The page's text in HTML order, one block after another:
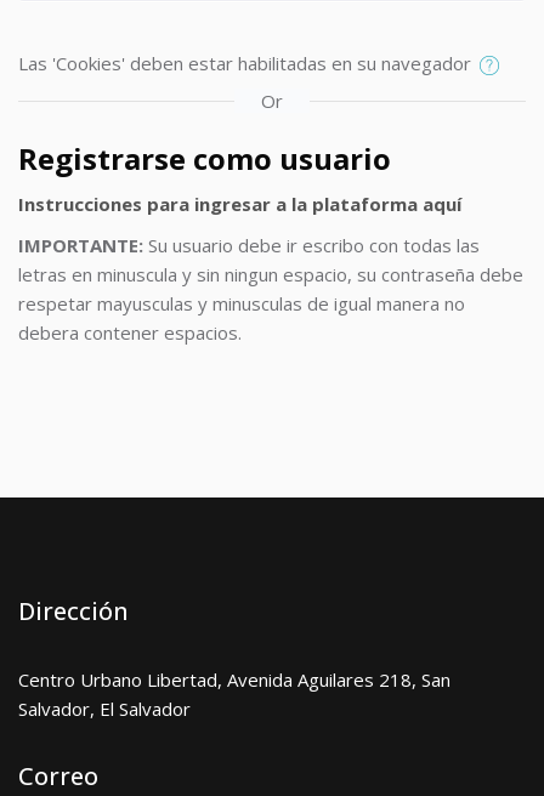
Las 'Cookies' deben estar habilitadas en su navegador
Or
Registrarse como usuario
Instrucciones para ingresar a la plataforma aquí
IMPORTANTE: Su usuario debe ir escribo con todas las
letras en minuscula y sin ningun espacio, su contraseña debe
respetar mayusculas y minusculas de igual manera no
debera contener espacios.
Dirección
Centro Urbano Libertad, Avenida Aguilares 218, San
Salvador, El Salvador
Correo